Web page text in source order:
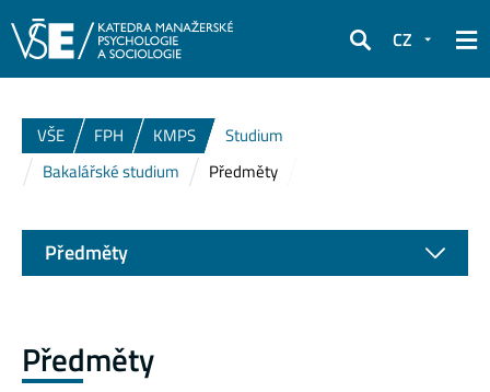
Hledat
CZ
VŠE FPH KMPS
Studium
Bakalářské studium
Předměty
Předměty
Předměty